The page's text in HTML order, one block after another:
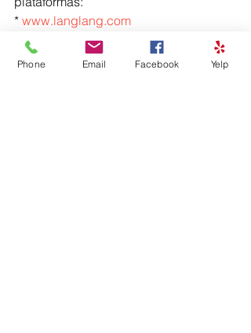
* www.langlang.com
www.langlangfoundation.org
* www.facebook.com/langlangpiano
Phone Email Facebook Yelp